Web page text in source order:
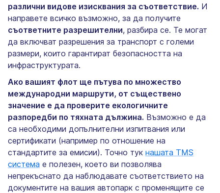
различни видове изисквания за съответствие. И
направете всичко възможно, за да получите
съответните разрешителни, разбира се. Те могат
да включват разрешения за транспорт с големи
размери, които гарантират безопасността на
инфраструктурата.
Ако вашият флот ще пътува по множество
международни маршрути, от съществено
значение е да проверите екологичните
разпоредби по тяхната дължина. Възможно е да
са необходими допълнителни изпитвания или
сертификати (например по отношение на
стандартите за емисии). Точно тук нашата TMS
система е полезен, което ви позволява
непрекъснато да наблюдавате съответствието на
документите на вашия автопарк с променящите се